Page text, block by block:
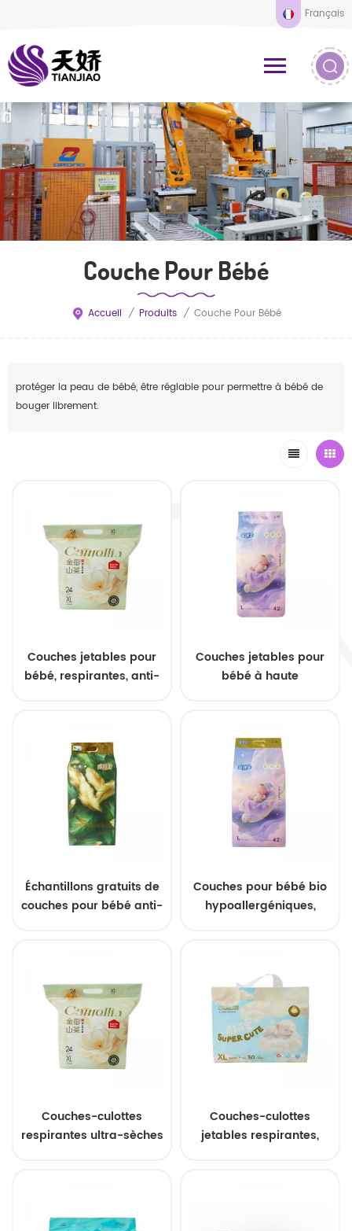
Français
Couche Pour Bébé
Accueil / Produits / Couche Pour Bébé
protéger la peau de bébé, être réglable pour permettre à bébé de
bouger librement.
Couches jetables pour
bébé, respirantes, anti-
supérieure et à séchage
instantané
Couches jetables pour
bébé à haute
adhésives, vente en gros,
Chine
Échantillons gratuits de
couches pour bébé anti-
absorption, motifs
personnalisables
Couches pour bébé bio
hypoallergéniques,
Couches-culottes
respirantes ultra-sèches
Couches-culottes
jetables respirantes,